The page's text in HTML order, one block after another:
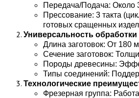
Передача/Подача: Около
Прессование: 3 такта
готовых сращенных
Универсальность
Длина заготовок: От 180
Сечение заготовок:
Породы древесины:
Типы соединений:
Технологические
Фрезерная группа: